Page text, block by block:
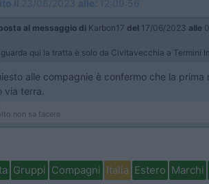
il 23/06/2023 alle: 12:09:56
al messaggio di Karbon17 del 17/06/2023 alle
qui la tratta è solo da Civitavecchia a Termini
alle compagnie è confermo che la prima
via terra.
non sa tacere
Gruppi Compagni Italia Estero Marchi